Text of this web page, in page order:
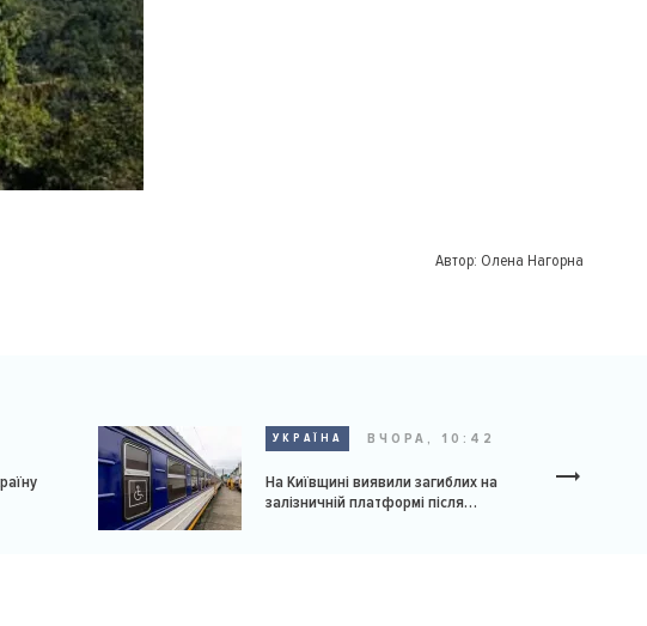
Автор: Олена Нагорна
УКРАЇНА ВЧОРА, 10:42
На Київщині виявили загиблих на
залізничній платформі після